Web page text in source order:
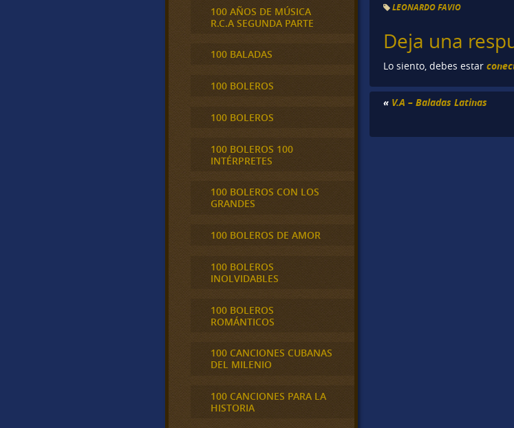
LEONARDO FAVIO
Deja una
Lo siento, debes estar
« V.A – Baladas Latinas
100 AÑOS DE MÚSICA
R.C.A SEGUNDA PARTE
100 BALADAS
100 BOLEROS
100 BOLEROS
100 BOLEROS 100
INTÉRPRETES
100 BOLEROS CON LOS
GRANDES
100 BOLEROS DE AMOR
100 BOLEROS
INOLVIDABLES
100 BOLEROS
ROMÁNTICOS
100 CANCIONES CUBANAS
DEL MILENIO
100 CANCIONES PARA LA
HISTORIA